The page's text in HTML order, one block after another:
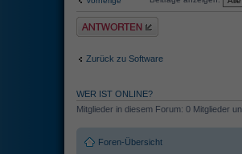
Antwort erstellen
Zurück zu Software
WER IST ONLINE?
Mitglieder in diesem Forum: 0 Mitglieder
Foren-Übersicht